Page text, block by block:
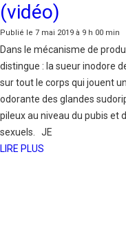
(vidéo)
Publié le 7 mai 2019 à 9 h 00 min
Dans le mécanisme de
distingue : la sueur inodore
sur tout le corps qui jouent
odorante des glandes
pileux au niveau du pubis et
sexuels. JE
LIRE PLUS